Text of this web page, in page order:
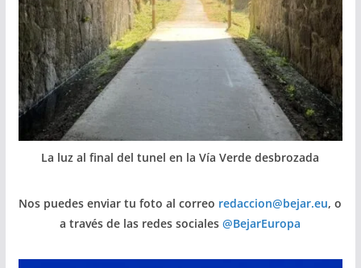
La luz al final del tunel en la Vía Verde desbrozada
Nos puedes enviar tu foto al correo redaccion@bejar.eu, o
a través de las redes sociales@BejarEuropa